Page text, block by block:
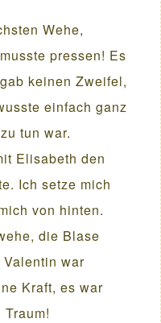
Wehe,
pressen! Es
keinen Zweifel,
einfach ganz
tun war.
Elisabeth den
Ich setze mich
von hinten.
die Blase
war
Kraft, es war